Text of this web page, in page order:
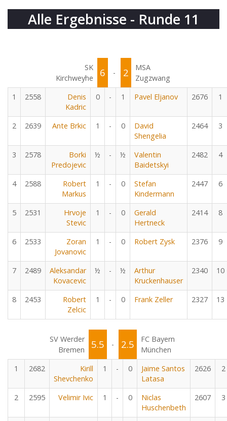
Alle Ergebnisse - Runde 11
SK
Kirchweyhe
6 - 2
MSA
Zugzwang
1
2558
Denis
Kadric
0 - 1 Pavel Eljanov 2676 1
2 2639 Ante Brkic 1 - 0
David
Shengelia
2464 3
3 2578
Borki
Predojevic
½ - ½
Valentin
Baidetskyi
2482 4
4 2588
Robert
Markus
1 - 0
Stefan
Kindermann
2447 6
5 2531
Hrvoje
Stevic
1 - 0
Gerald
Hertneck
2414 8
6 2533
Zoran
Jovanovic
1 - 0 Robert Zysk 2376 9
7 2489
Aleksandar
Kovacevic
½ - ½
Arthur
Kruckenhauser
2340 10
8 2453
Robert
Zelcic
1 - 0 Frank Zeller 2327 13
SV Werder
Bremen
5.5 - 2.5
FC Bayern
München
1
2682
Kirill
Shevchenko
1 - 0
Jaime Santos
Latasa
2626 2
2 2595 Velimir Ivic 1 - 0
Niclas
Huschenbeth
2607 3